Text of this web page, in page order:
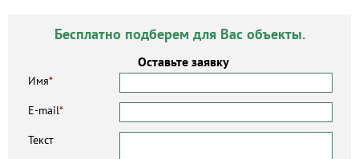
Бесплатно подберем для Вас объекты.
Оставьте заявку
Имя*
E-mail*
Текст